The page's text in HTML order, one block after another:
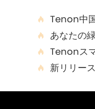
 Tenon中
 あなたの
 Tenonス
 新リリー